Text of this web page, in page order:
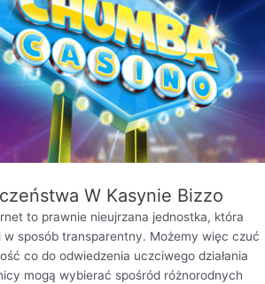
W Kasynie Bizzo
to prawnie nieujrzana jednostka, która
w sposób transparentny. Możemy więc czuć
co do odwiedzenia uczciwego działania
mogą wybierać spośród różnorodnych